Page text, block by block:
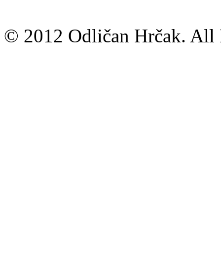
© 2012 Odličan Hrčak. All